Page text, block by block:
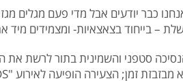
כבר יודעים אבל מדי פעם מגלים
– בייחוד בצאצאיות- ומצמידים מיד
בתה בת ה-19 של הנסיכה סטפני והשמינית בתור